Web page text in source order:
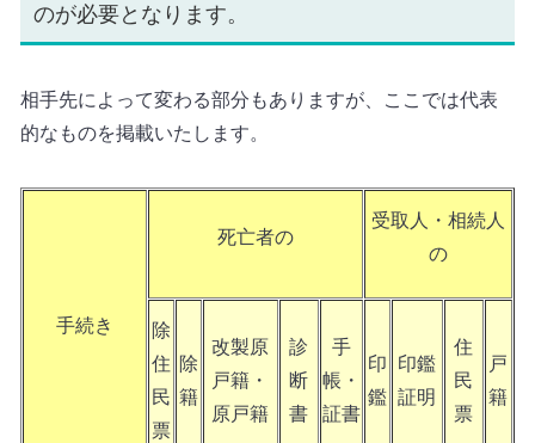
のが必要となります。
相手先によって変わる部分もありますが、ここでは代表
的なものを掲載いたします。
手続き
死亡者の
受取人・相続人
の
除
住
民
票
除
籍
改製原
戸籍・
原戸籍
診
断
書
手
帳・
証書
印
鑑
印鑑
証明
住
民
票
戸
籍